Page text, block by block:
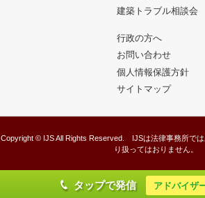
建築トラブル相談会
行政の方へ
お問い合わせ
個人情報保護方針
サイトマップ
Copyright © IJS All Rights Reserved. IJSは法律事務所で
り扱ってはおりません。
タップで発信 アドバイザ